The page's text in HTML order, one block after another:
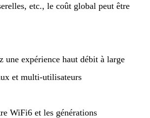
etc., le coût global peut être
expérience haut débit à large
et multi-utilisateurs
WiFi6 et les générations